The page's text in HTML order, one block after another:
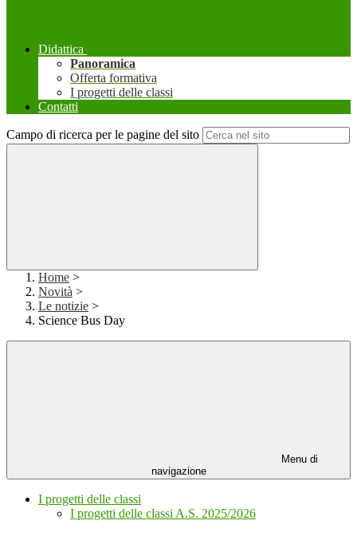
Didattica
Panoramica
Offerta formativa
I progetti delle classi
Contatti
Campo di ricerca per le pagine del sito
Home >
Novità >
Le notizie >
Science Bus Day
Menu di
navigazione
I progetti delle classi
I progetti delle classi A.S. 2025/2026